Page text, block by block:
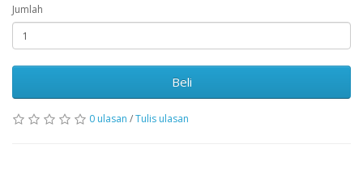
Jumlah
Beli
0 ulasan /Tulis ulasan